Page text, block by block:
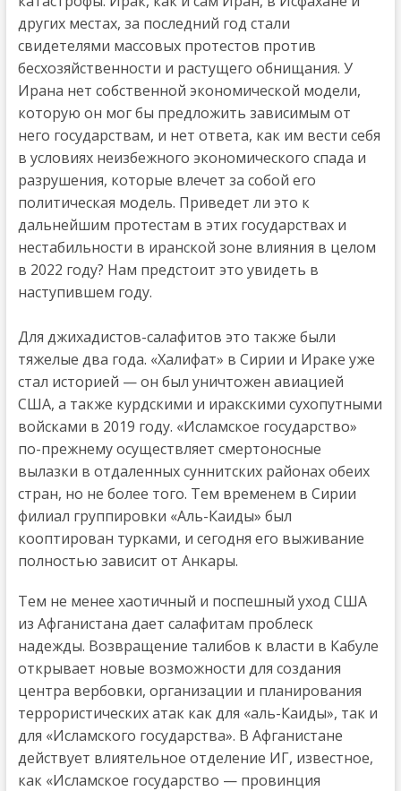
других местах, за последний год стали
свидетелями массовых протестов против
бесхозяйственности и растущего обнищания. У
Ирана нет собственной экономической модели,
которую он мог бы предложить зависимым от
него государствам, и нет ответа, как им вести себя
в условиях неизбежного экономического спада и
разрушения, которые влечет за собой его
политическая модель. Приведет ли это к
дальнейшим протестам в этих государствах и
нестабильности в иранской зоне влияния в целом
в 2022 году? Нам предстоит это увидеть в
наступившем году.
Для джихадистов-салафитов это также были
тяжелые два года. «Халифат» в Сирии и Ираке уже
стал историей — он был уничтожен авиацией
США, а также курдскими и иракскими сухопутными
войсками в 2019 году. «Исламское государство»
по-прежнему осуществляет смертоносные
вылазки в отдаленных суннитских районах обеих
стран, но не более того. Тем временем в Сирии
филиал группировки «Аль-Каиды» был
кооптирован турками, и сегодня его выживание
полностью зависит от Анкары.
Тем не менее хаотичный и поспешный уход США
из Афганистана дает салафитам проблеск
надежды. Возвращение талибов к власти в Кабуле
открывает новые возможности для создания
центра вербовки, организации и планирования
террористических атак как для «аль-Каиды», так и
для «Исламского государства». В Афганистане
действует влиятельное отделение ИГ, известное,
как «Исламское государство — провинция